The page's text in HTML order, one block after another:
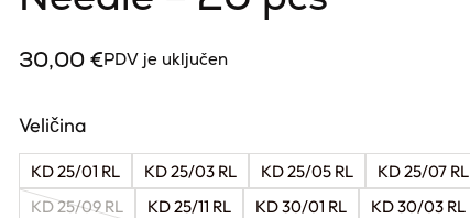
30,00€PDV je uključen
Veličina
KD 25/01 RL KD 25/03 RL KD 25/05 RL
KD 25/07 RL
KD 25/09 RL
KD 25/11 RL KD 30/01 RL
KD 30/03 RL